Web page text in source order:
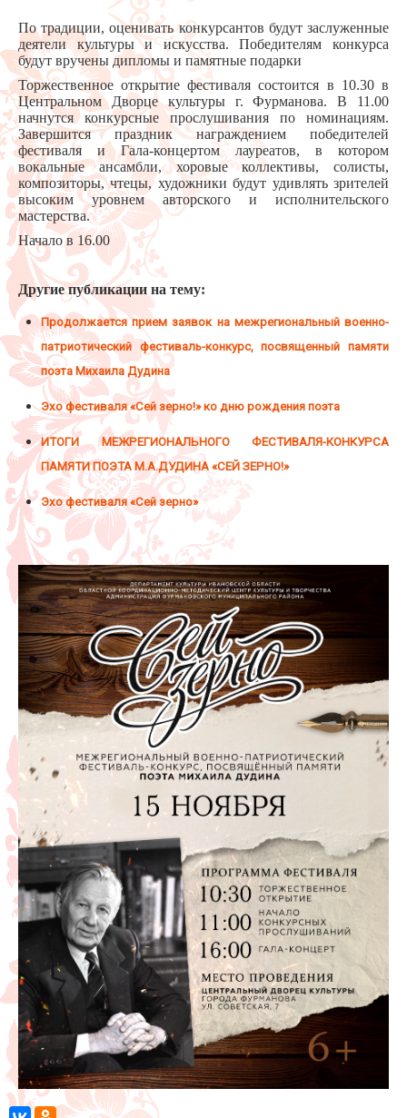
По традиции, оценивать конкурсантов будут заслуженные
деятели культуры и искусства. Победителям конкурса
будут вручены дипломы и памятные подарки
️Торжественное открытие фестиваля состоится в 10.30 в
Центральном Дворце культуры г. Фурманова. В 11.00
начнутся конкурсные прослушивания по номинациям.
Завершится праздник награждением победителей
фестиваля и Гала-концертом лауреатов, в котором
вокальные ансамбли, хоровые коллективы, солисты,
композиторы, чтецы, художники будут удивлять зрителей
высоким уровнем авторского и исполнительского
мастерства.
Начало в 16.00
Другие публикации на тему:
Продолжается прием заявок на межрегиональный военно-
патриотический фестиваль-конкурс, посвященный памяти
поэта Михаила Дудина
Эхо фестиваля «Сей зерно!» ко дню рождения поэта
ИТОГИ МЕЖРЕГИОНАЛЬНОГО ФЕСТИВАЛЯ-КОНКУРСА
ПАМЯТИ ПОЭТА М.А.ДУДИНА «СЕЙ ЗЕРНО!»
Эхо фестиваля «Сей зерно»